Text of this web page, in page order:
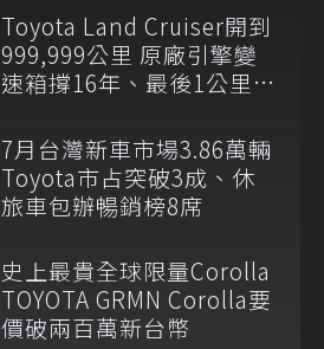
Toyota Land Cruiser開到
999,999公里 原廠引擎變
速箱撐16年、最後1公里留
7月台灣新車市場3.86萬輛
Toyota市占突破3成、休
旅車包辦暢銷榜8席
史上最貴全球限量Corolla
TOYOTA GRMN Corolla要
價破兩百萬新台幣